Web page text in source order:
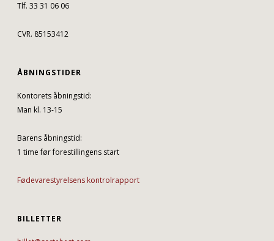
Tlf. 33 31 06 06
CVR. 85153412
ÅBNINGSTIDER
Kontorets åbningstid:
Man kl. 13-15
Barens åbningstid:
1 time før forestillingens start
Fødevarestyrelsens kontrolrapport
BILLETTER